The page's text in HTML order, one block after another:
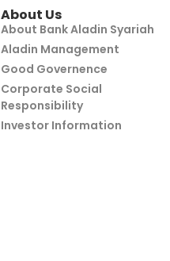
About Us
About Bank Aladin Syariah
Aladin Management
Good Governence
Corporate Social
Responsibility
Investor Information